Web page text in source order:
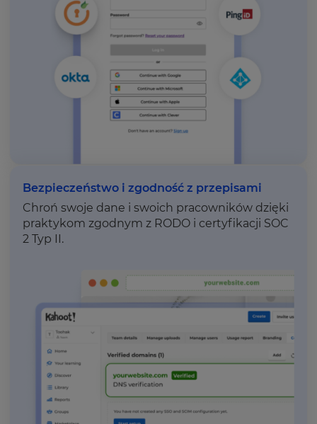
Bezpieczeństwo i zgodność z przepisami
Chroń swoje dane i swoich pracowników dzięki
praktykom zgodnym z RODO i certyfikacji SOC
2 Typ II.